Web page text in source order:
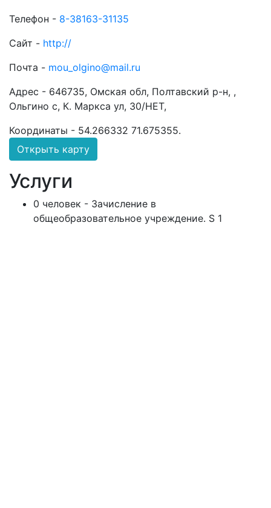
Телефон - 8-38163-31135
Сайт - http://
Почта - mou_olgino@mail.ru
Адрес - 646735, Омская обл, Полтавский р-н, ,
Ольгино с, К. Маркса ул, 30/НЕТ,
Координаты - 54.266332 71.675355.
Открыть карту
Услуги
0 человек - Зачисление в
общеобразовательное учреждение. S 1